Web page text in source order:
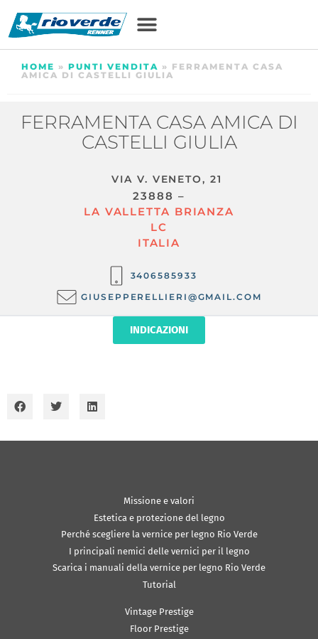
HOME » PUNTI VENDITA » FERRAMENTA CASA
AMICA DI CASTELLI GIULIA
FERRAMENTA CASA AMICA DI
CASTELLI GIULIA
VIA V. VENETO, 21
23888 –
LA VALLETTA BRIANZA
LC
ITALIA
3406585933
GIUSEPPERELLIERI@GMAIL.COM
INDICAZIONI
Missione e valori
Estetica e protezione del legno
Perché scegliere la vernice per legno Rio Verde
I principali nemici delle vernici per il legno
Scarica i manuali della vernice per legno Rio Verde
Tutorial
Vintage Prestige
Floor Prestige